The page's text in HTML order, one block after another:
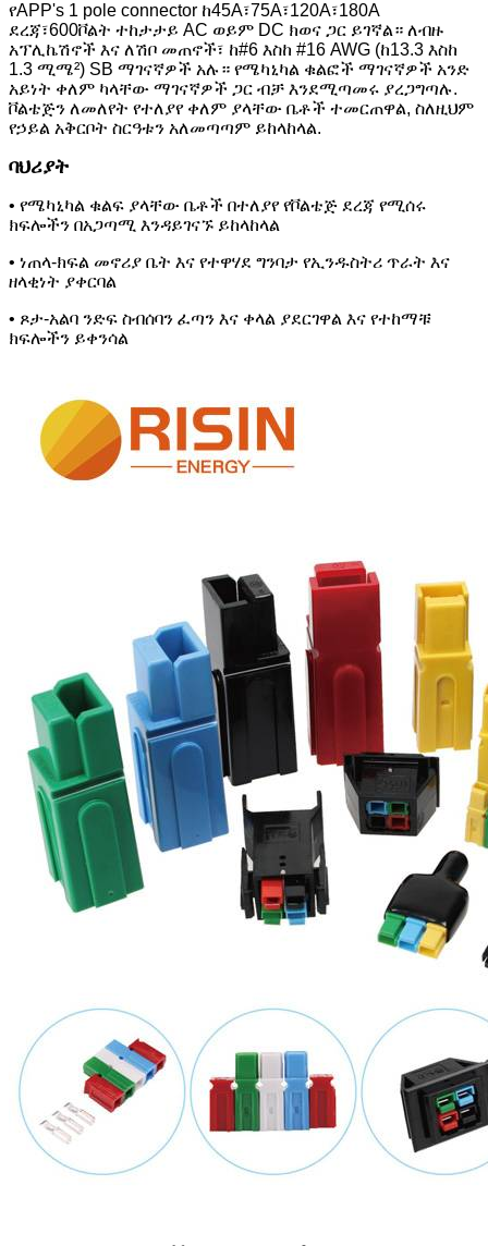
የAPP's 1 pole connector ከ45A፣75A፣120A፣180A
ደረጃ፣600ቮልት ተከታታይ AC ወይም DC ክወና ጋር ይገኛል። ለብዙ
አፕሊኬሽኖች እና ለሽቦ መጠኖች፣ ከ#6 እስከ #16 AWG (ከ13.3 እስከ
1.3 ሚሜ²) SB ማገናኛዎች አሉ። የሜካኒካል ቁልፎች ማገናኛዎች አንድ
አይነት ቀለም ካላቸው ማገናኛዎች ጋር ብቻ እንደሚጣመሩ ያረጋግጣሉ.
ቮልቴጅን ለመለየት የተለያየ ቀለም ያላቸው ቤቶች ተመርጠዋል, ስለዚህም
የኃይል አቅርቦት ስርዓቱን አለመጣጣም ይከላከላል.
ባህሪያት
• የሜካኒካል ቁልፍ ያላቸው ቤቶች በተለያየ የቮልቴጅ ደረጃ የሚሰሩ
ክፍሎችን በአጋጣሚ እንዳይገናኙ ይከላከላል
• ነጠላ-ክፍል መኖሪያ ቤት እና የተዋሃደ ግንባታ የኢንዱስትሪ ጥራት እና
ዘላቂነት ያቀርባል
• ጾታ-አልባ ንድፍ ስብሰባን ፈጣን እና ቀላል ያደርገዋል እና የተከማቹ
ክፍሎችን ይቀንሳል